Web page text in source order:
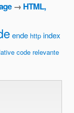
→ HTML,
ende http index
code relevante